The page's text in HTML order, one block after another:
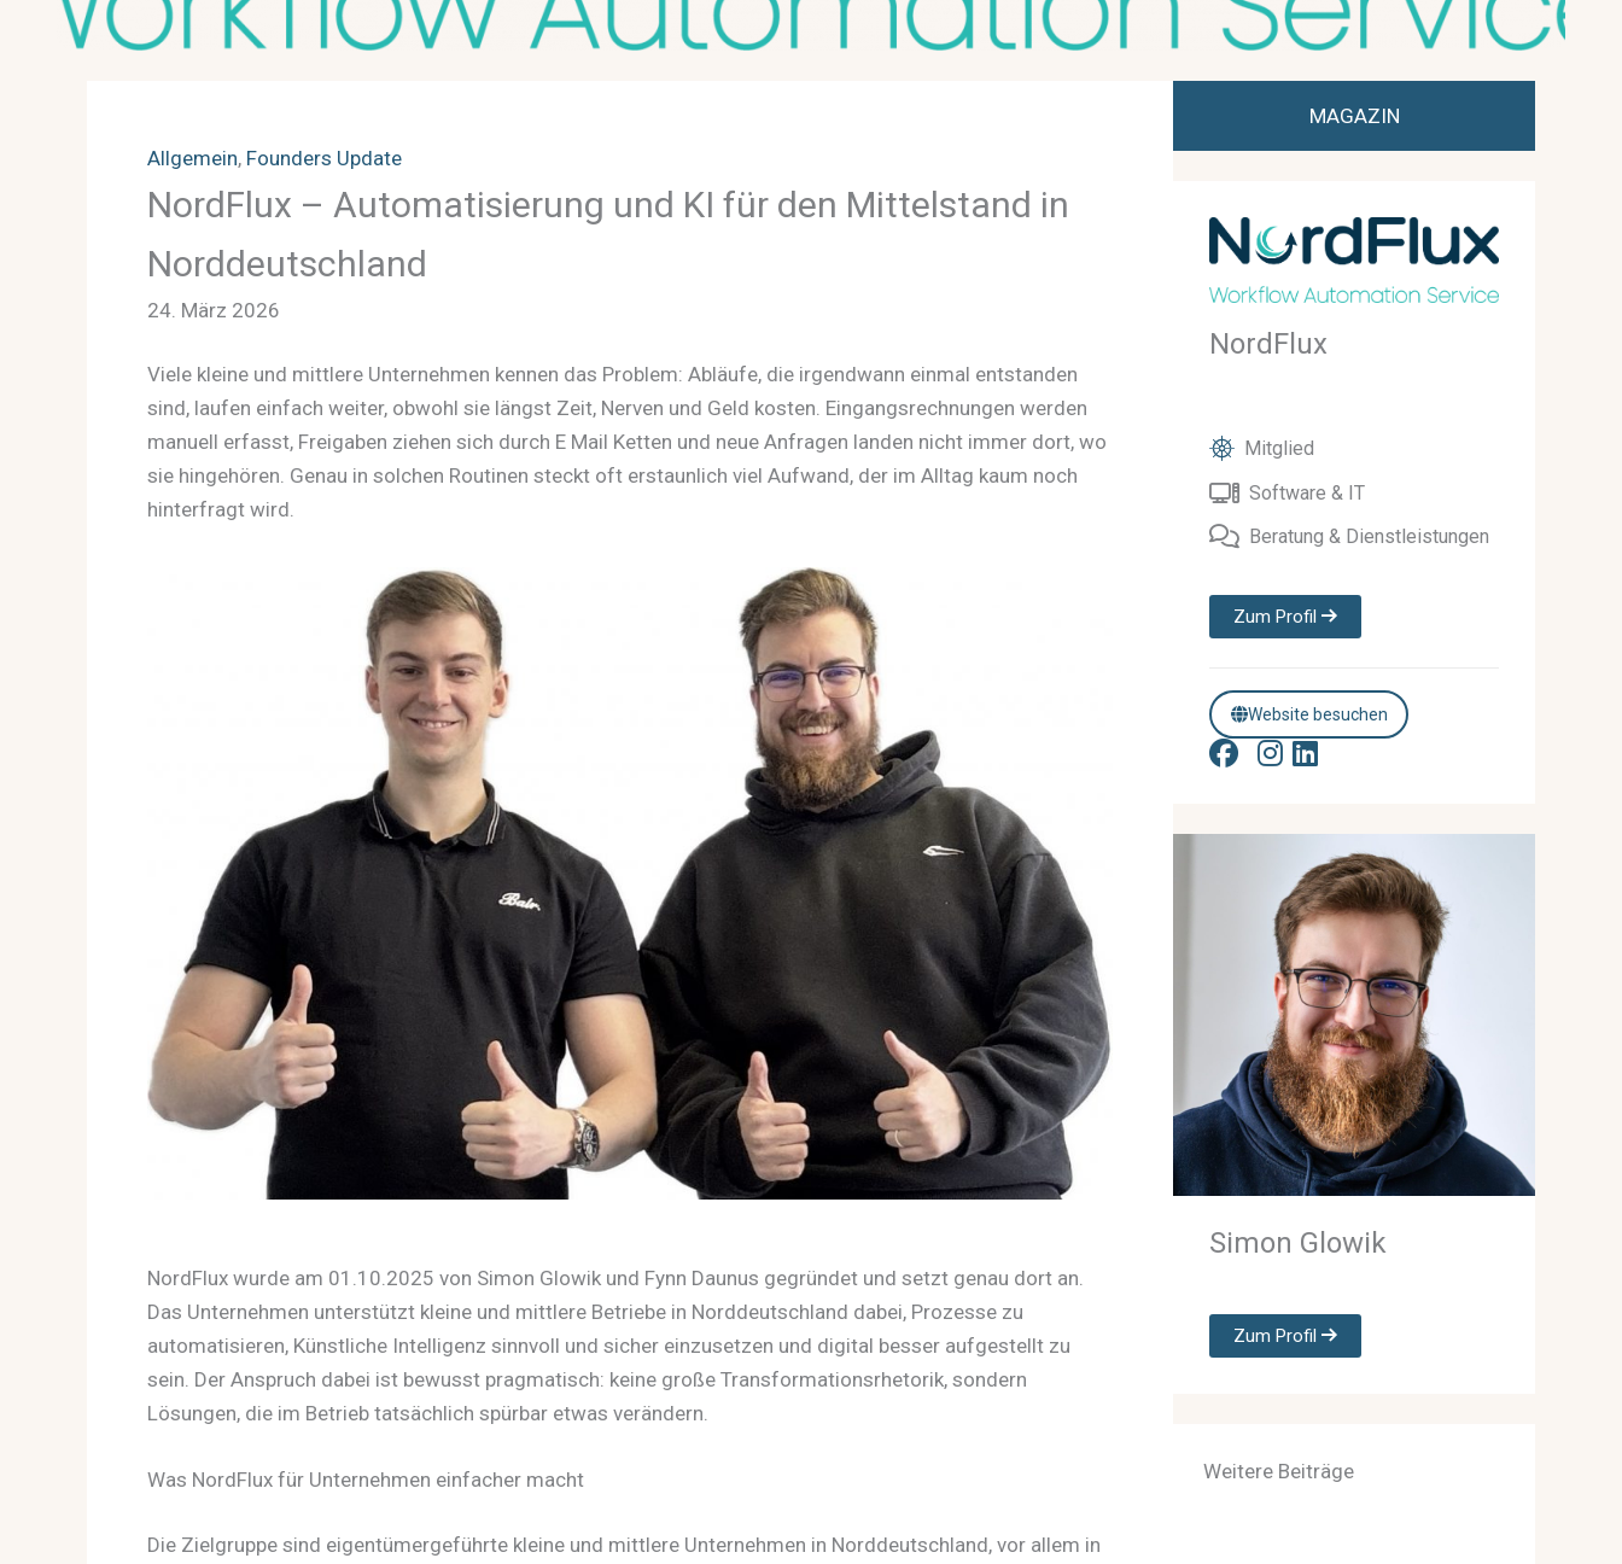
Allgemein, Founders Update
NordFlux – Automatisierung und KI für den Mittelstand in
Norddeutschland
24. März 2026
Viele kleine und mittlere Unternehmen kennen das Problem: Abläufe, die irgendwann einmal entstanden
sind, laufen einfach weiter, obwohl sie längst Zeit, Nerven und Geld kosten. Eingangsrechnungen werden
manuell erfasst, Freigaben ziehen sich durch E Mail Ketten und neue Anfragen landen nicht immer dort, wo
sie hingehören. Genau in solchen Routinen steckt oft erstaunlich viel Aufwand, der im Alltag kaum noch
hinterfragt wird.
NordFlux wurde am 01.10.2025 von Simon Glowik und Fynn Daunus gegründet und setzt genau dort an.
Das Unternehmen unterstützt kleine und mittlere Betriebe in Norddeutschland dabei, Prozesse zu
automatisieren, Künstliche Intelligenz sinnvoll und sicher einzusetzen und digital besser aufgestellt zu
sein. Der Anspruch dabei ist bewusst pragmatisch: keine große Transformationsrhetorik, sondern
Lösungen, die im Betrieb tatsächlich spürbar etwas verändern.
Was NordFlux für Unternehmen einfacher macht
Die Zielgruppe sind eigentümergeführte kleine und mittlere Unternehmen in Norddeutschland, vor allem in
MAGAZIN
NordFlux
Mitglied
Software & IT
Beratung & Dienstleistungen
Zum Profil
Website besuchen
Simon Glowik
Zum Profil
Weitere Beiträge